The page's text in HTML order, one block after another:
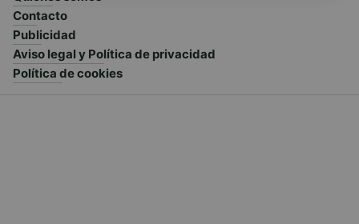
Contacto
Publicidad
Aviso legal y Política de privacidad
Política de cookies